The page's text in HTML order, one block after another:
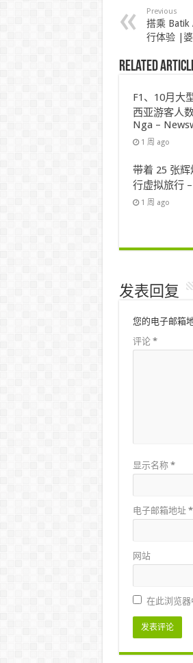
Previous
搭乘 Batik
行体验 |
Related
F1、10月大
西亚游客人
Nga –
1 周 ago
带着 25 张
行虚拟旅行
1 周 ago
发表回复
您的电子邮箱
评论 *
显示名称 *
电子邮箱地址 *
网站
在此浏览器